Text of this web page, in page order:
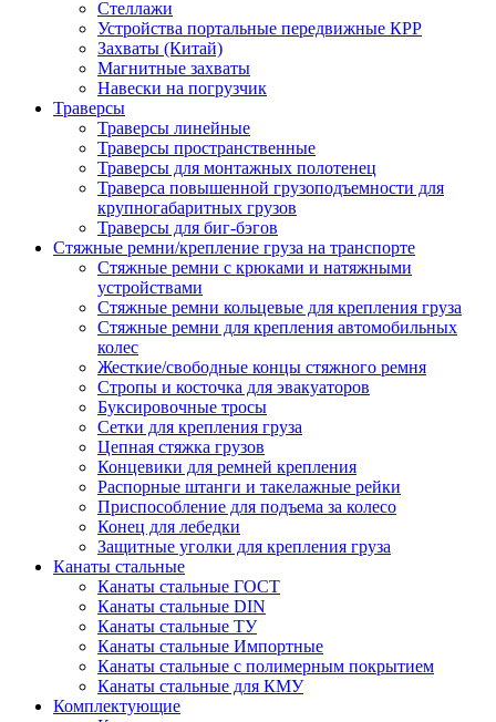
Стеллажи
Устройства портальные передвижные КРР
Захваты (Китай)
Магнитные захваты
Навески на погрузчик
Траверсы
Траверсы линейные
Траверсы пространственные
Траверсы для монтажных полотенец
Траверса повышенной грузоподъемности для
крупногабаритных грузов
Траверсы для биг-бэгов
Стяжные ремни/крепление груза на транспорте
Стяжные ремни с крюками и натяжными
устройствами
Стяжные ремни кольцевые для крепления груза
Стяжные ремни для крепления автомобильных
колес
Жесткие/свободные концы стяжного ремня
Стропы и косточка для эвакуаторов
Буксировочные тросы
Сетки для крепления груза
Цепная стяжка грузов
Концевики для ремней крепления
Распорные штанги и такелажные рейки
Приспособление для подъема за колесо
Конец для лебедки
Защитные уголки для крепления груза
Канаты стальные
Канаты стальные ГОСТ
Канаты стальные DIN
Канаты стальные ТУ
Канаты стальные Импортные
Канаты стальные с полимерным покрытием
Канаты стальные для КМУ
Комплектующие